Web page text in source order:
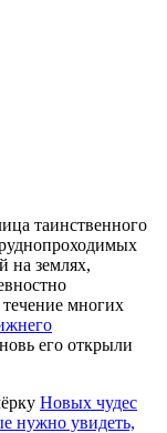
таинственного
на землях,
многих
его открыли
Новых чудес
нужно увидеть,